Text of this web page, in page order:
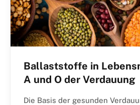
Ballaststoffe in
A und O der Verdauung
Die Basis der gesunden